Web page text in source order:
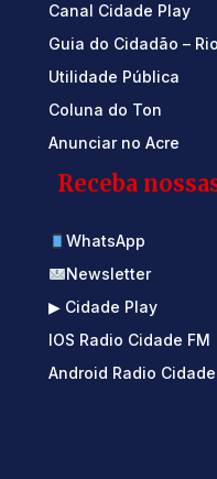
Canal Cidade Play
Guia do Cidadão –
Utilidade Pública
Coluna do Ton
Anunciar no Acre
Receba
WhatsApp
Newsletter
▶ Cidade Play
IOS Radio Cidade FM
Android Radio Cidade